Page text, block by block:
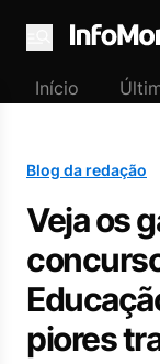
Menu
Início
Blog da redação
Veja os
piores